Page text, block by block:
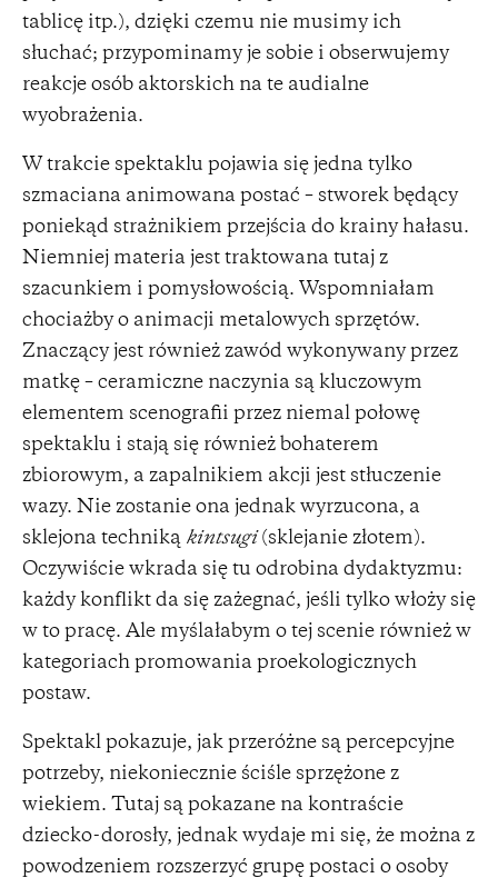
tablicę itp.), dzięki czemu nie musimy ich
słuchać; przypominamy je sobie i obserwujemy
reakcje osób aktorskich na te audialne
wyobrażenia.
W trakcie spektaklu pojawia się jedna tylko
szmaciana animowana postać – stworek będący
poniekąd strażnikiem przejścia do krainy hałasu.
Niemniej materia jest traktowana tutaj z
szacunkiem i pomysłowością. Wspomniałam
chociażby o animacji metalowych sprzętów.
Znaczący jest również zawód wykonywany przez
matkę – ceramiczne naczynia są kluczowym
elementem scenografii przez niemal połowę
spektaklu i stają się również bohaterem
zbiorowym, a zapalnikiem akcji jest stłuczenie
wazy. Nie zostanie ona jednak wyrzucona, a
sklejona techniką kintsugi(sklejanie złotem).
Oczywiście wkrada się tu odrobina dydaktyzmu:
każdy konflikt da się zażegnać, jeśli tylko włoży się
w to pracę. Ale myślałabym o tej scenie również w
kategoriach promowania proekologicznych
postaw.
Spektakl pokazuje, jak przeróżne są percepcyjne
potrzeby, niekoniecznie ściśle sprzężone z
wiekiem. Tutaj są pokazane na kontraście
dziecko-dorosły, jednak wydaje mi się, że można z
powodzeniem rozszerzyć grupę postaci o osoby